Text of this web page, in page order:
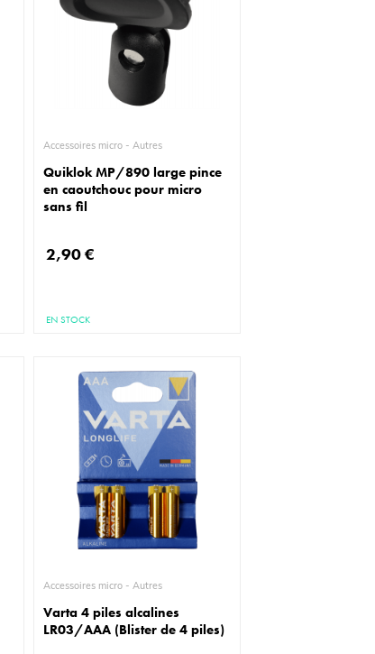
Accessoires micro - Autres
Quiklok MP/890 large pince
en caoutchouc pour micro
sans fil
2,90 €
EN STOCK
Accessoires micro - Autres
Varta 4 piles alcalines
LR03/AAA (Blister de 4 piles)